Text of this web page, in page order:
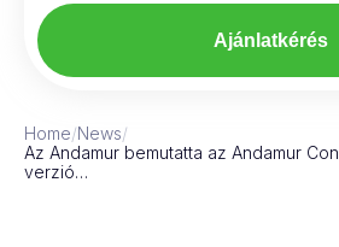
Ajánlatkérés
Home/News/
Az Andamur bemutatta az Andamur
verzió…